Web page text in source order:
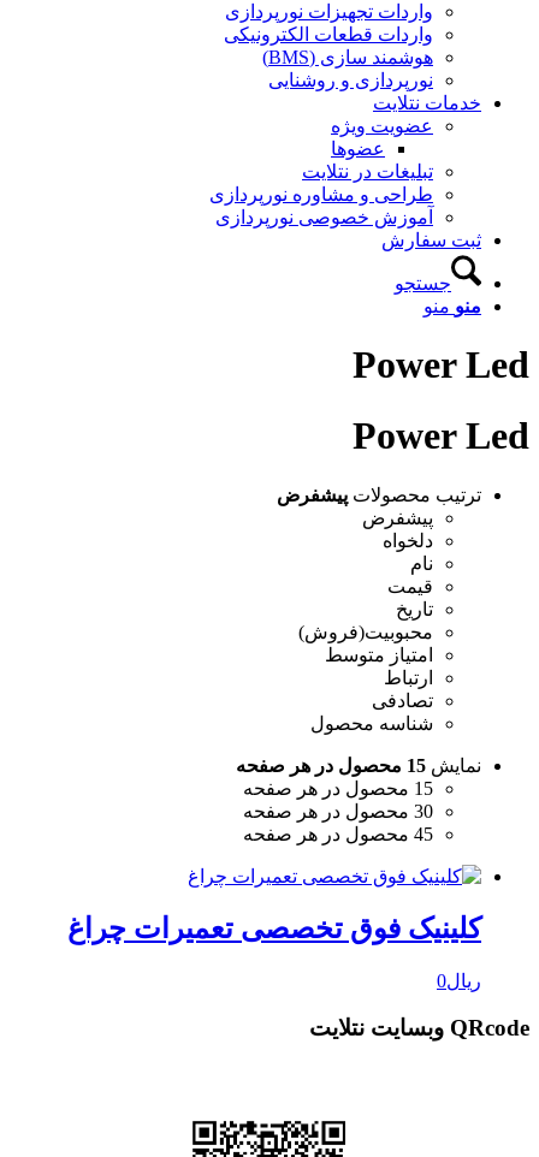
واردات تجهیزات نورپردازی
واردات قطعات الکترونیکی
هوشمند سازی (BMS)
نورپردازی و روشنایی
خدمات نتلایت
عضویت ویژه
عضوها
تبلیغات در نتلایت
طراحی و مشاوره نورپردازی
آموزش خصوصی نورپردازی
ثبت سفارش
جستجو
منو منو
Power Led
Power Led
ترتیب محصولات پیشفرض
پیشفرض
دلخواه
نام
قیمت
تاریخ
محبوبیت(فروش)
امتیاز متوسط
ارتباط
تصادفی
شناسه محصول
نمایش 15 محصول در هر صفحه
15 محصول در هر صفحه
30 محصول در هر صفحه
45 محصول در هر صفحه
کلینیک فوق تخصصی تعمیرات چراغ
ریال0
QRcode وبسایت نتلایت